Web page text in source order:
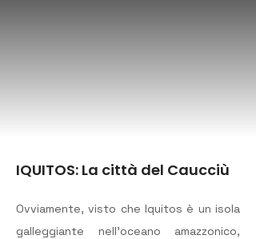
IQUITOS: La città del Caucciù
Ovviamente, visto che Iquitos è un isola
galleggiante nell’oceano amazzonico,